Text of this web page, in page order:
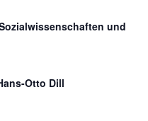
und
Otto Dill